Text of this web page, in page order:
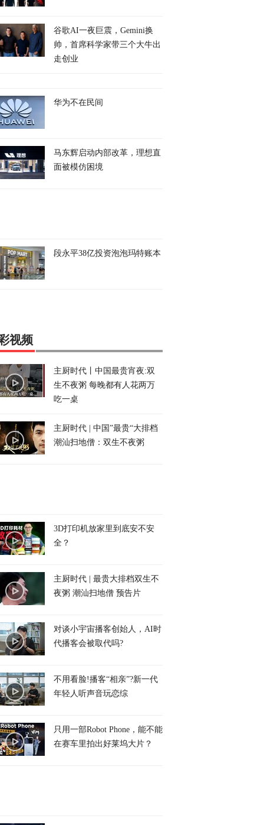
谷歌AI一夜巨震，Gemini换
帅，首席科学家带三个大牛出
走创业
华为不在民间
马东辉启动内部改革，理想直
面被模仿困境
段永平38亿投资泡泡玛特账本
视频
主厨时代丨中国最贵宵夜:双
生不夜粥 每晚都有人花两万
吃一桌
主厨时代 | 中国”最贵“大排档
潮汕扫地僧：双生不夜粥
3D打印机放家里到底安不安
全？
主厨时代 | 最贵大排档双生不
夜粥 潮汕扫地僧 预告片
对谈小宇宙播客创始人，AI时
代播客会被取代吗?
不用看脸!播客“相亲”?新一代
年轻人听声音玩恋综
只用一部Robot Phone，能不能
在赛车里拍出好莱坞大片？